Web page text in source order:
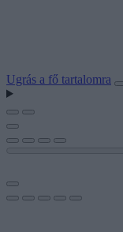
Ugrás a fő tartalomra